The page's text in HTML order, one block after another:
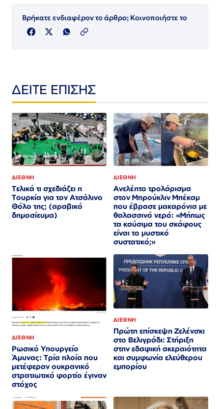
Βρήκατε ενδιαφέρον το άρθρο; Κοινοποιήστε το
ΔΕΙΤΕ ΕΠΙΣΗΣ
ΔΙΕΘΝΗ
Τελικά τι σχεδιάζει η
Τουρκία για τον Ατσάλινο
Θόλο της; (αραβικό
δημοσίευμα)
ΔΙΕΘΝΗ
Ανελέητο τρολάρισμα
στον Μπρούκλιν Μπέκαμ
που έβρασε μακαρόνια με
θαλασσινό νερό: «Μήπως
τα καύσιμα του σκάφους
είναι το μυστικό
συστατικό;»
ΔΙΕΘΝΗ
Ρωσικό Υπουργείο
Άμυνας: Τρία πλοία που
μετέφεραν ουκρανικό
στρατιωτικό φορτίο έγιναν
στόχος
ΔΙΕΘΝΗ
Πρώτη επίσκεψη Ζελένσκι
στο Βελιγράδι: Στήριξη
στην εδαφική ακεραιότητα
και συμφωνία ελεύθερου
εμπορίου